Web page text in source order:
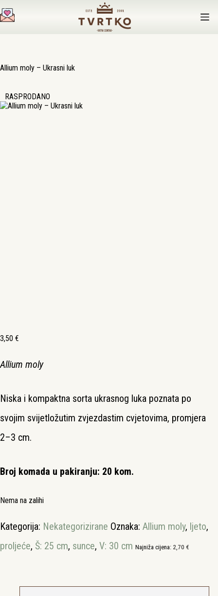
na
sadržaj
Allium moly – Ukrasni luk
RASPRODANO
3,50 €
Allium moly
Niska i kompaktna sorta ukrasnog luka poznata po
svojim svijetložutim zvjezdastim cvjetovima, promjera
2–3 cm.
Broj komada u pakiranju: 20 kom.
Nema na zalihi
Kategorija: Nekategorizirane Oznaka: Allium moly, ljeto,
proljeće, Š: 25 cm, sunce, V: 30 cm Najniža cijena: 2,70 €